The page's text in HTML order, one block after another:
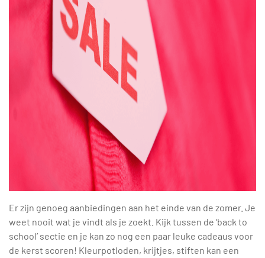
Er zijn genoeg aanbiedingen aan het einde van de zomer. Je
weet nooit wat je vindt als je zoekt. Kijk tussen de ‘back to
school’ sectie en je kan zo nog een paar leuke cadeaus voor
de kerst scoren! Kleurpotloden, krijtjes, stiften kan een